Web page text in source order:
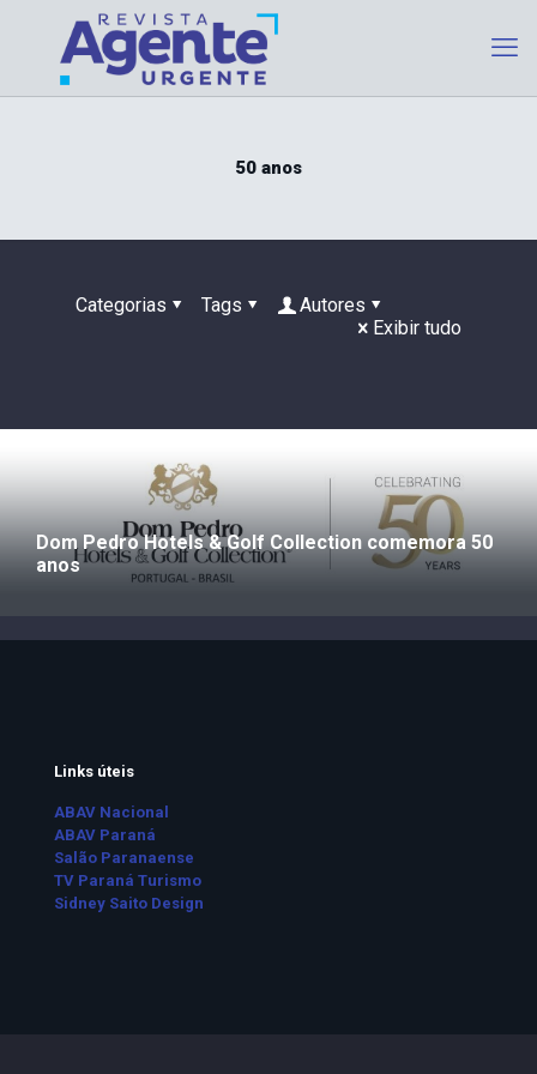
50 anos
Categorias Tags
Autores
Exibir tudo
Dom Pedro Hotels & Golf Collection comemora 50
anos
Links úteis
ABAV Nacional
ABAV Paraná
Salão Paranaense
TV Paraná Turismo
Sidney Saito Design